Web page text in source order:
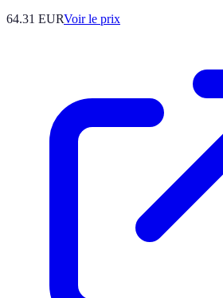
64.31 EURVoir le prix